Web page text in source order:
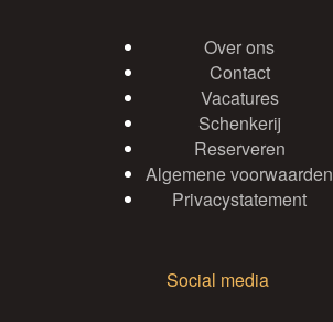
Over ons
Contact
Vacatures
Schenkerij
Reserveren
Algemene voorwaarden
Privacystatement
Social media